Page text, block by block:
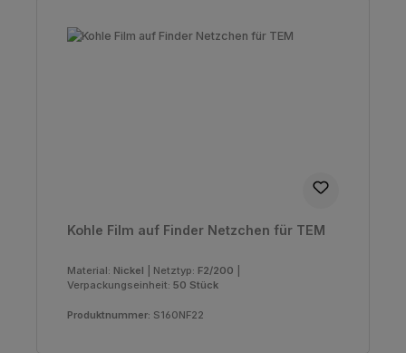
Kohle Film auf Finder Netzchen für TEM
Material: Nickel Netztyp: F2/200
Verpackungseinheit: 50 Stück
Produktnummer: S160NF22